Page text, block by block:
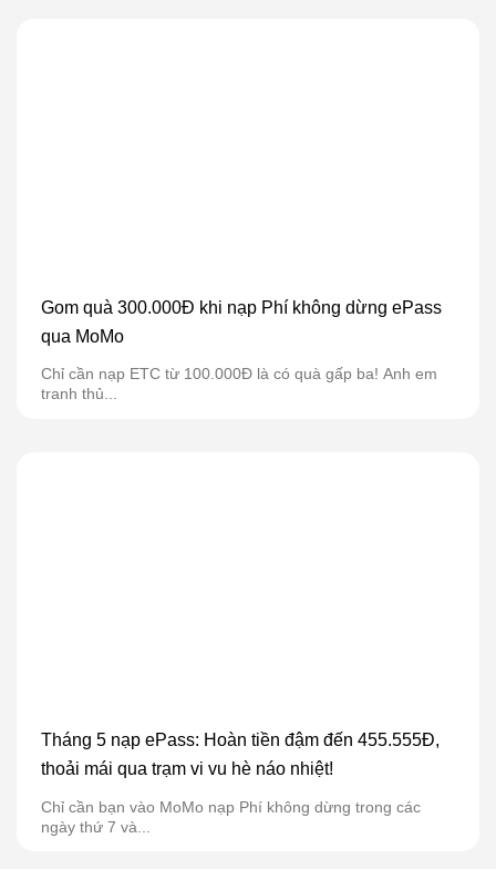
Gom quà 300.000Đ khi nạp Phí không dừng ePass
qua MoMo
Chỉ cần nạp ETC từ 100.000Đ là có quà gấp ba! Anh em
tranh thủ...
Tháng 5 nạp ePass: Hoàn tiền đậm đến 455.555Đ,
thoải mái qua trạm vi vu hè náo nhiệt!
Chỉ cần bạn vào MoMo nạp Phí không dừng trong các
ngày thứ 7 và...